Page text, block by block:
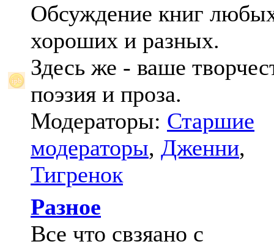
Обсуждение книг
хороших и разных.
Здесь же - ваше
поэзия и проза.
Модераторы: Старшие
модераторы, Дженни,
Тигренок
Разное
Все что свзяано с